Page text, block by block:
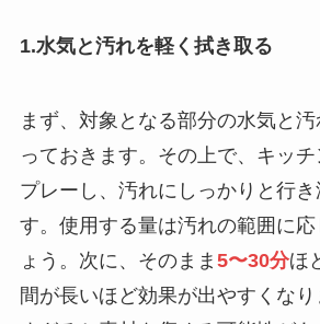
1.水気と汚れを軽く拭き取る
まず、対象となる部分の水気と
っておきます。その上で、キッ
プレーし、汚れにしっかりと行き
す。使用する量は汚れの範囲に
ょう。次に、そのまま 5〜30分ほ
間が長いほど効果が出やすくな